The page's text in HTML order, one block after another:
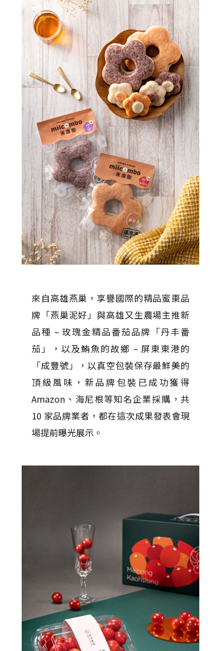
來自高雄燕巢，享譽國際的精品蜜棗品
牌「燕巢泥好」與高雄又生農場主推新
品種 – 玫瑰金精品番茄品牌「丹丰番
茄」，以及鮪魚的故鄉 – 屏東東港的
「成豐號」，以真空包裝保存最鮮美的
頂級風味，新品牌包裝已成功獲得
Amazon、海尼根等知名企業採購，共
10 家品牌業者，都在這次成果發表會現
場提前曝光展示。